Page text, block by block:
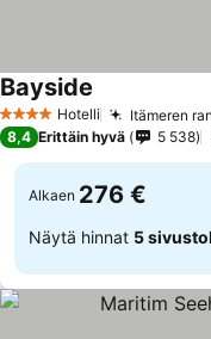
4 Tähtiluokitus
Hotelli Itämeren
Bayside
8,4 Erittäin hyvä 5 538
Alkaen 276 €
Näytä hinnat 5